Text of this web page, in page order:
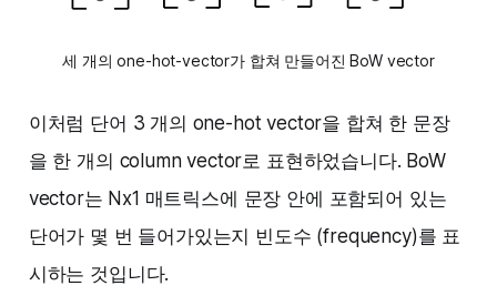
세 개의 one-hot-vector가 합쳐 만들어진 BoW vector
이처럼 단어 3 개의 one-hot vector을 합쳐 한 문장
을 한 개의 column vector로 표현하었습니다. BoW
vector는 Nx1 매트릭스에 문장 안에 포함되어 있는
단어가 몇 번 들어가있는지 빈도수 (frequency)를 표
시하는 것입니다.